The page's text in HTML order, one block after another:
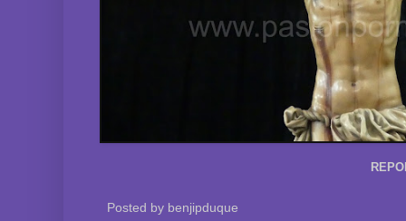
Posted by benjipduque